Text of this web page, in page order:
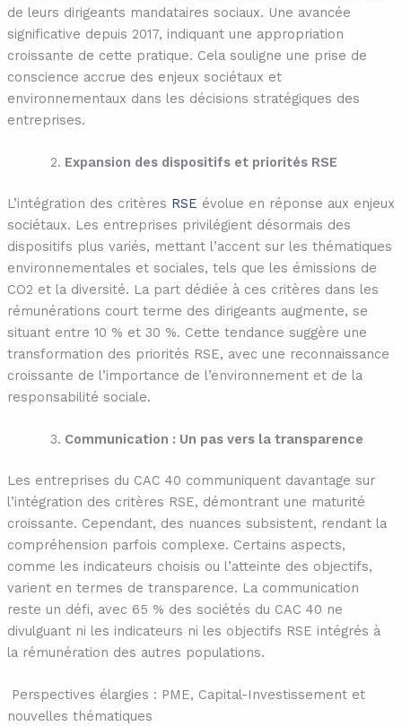
de leurs dirigeants mandataires sociaux. Une avancée
significative depuis 2017, indiquant une appropriation
croissante de cette pratique. Cela souligne une prise de
conscience accrue des enjeux sociétaux et
environnementaux dans les décisions stratégiques des
entreprises.
Expansion des dispositifs et priorités RSE
L’intégration des critères RSE évolue en réponse aux enjeux
sociétaux. Les entreprises privilégient désormais des
dispositifs plus variés, mettant l’accent sur les thématiques
environnementales et sociales, tels que les émissions de
CO2 et la diversité. La part dédiée à ces critères dans les
rémunérations court terme des dirigeants augmente, se
situant entre 10 % et 30 %. Cette tendance suggère une
transformation des priorités RSE, avec une reconnaissance
croissante de l’importance de l’environnement et de la
responsabilité sociale.
Communication : Un pas vers la transparence
Les entreprises du CAC 40 communiquent davantage sur
l’intégration des critères RSE, démontrant une maturité
croissante. Cependant, des nuances subsistent, rendant la
compréhension parfois complexe. Certains aspects,
comme les indicateurs choisis ou l’atteinte des objectifs,
varient en termes de transparence. La communication
reste un défi, avec 65 % des sociétés du CAC 40 ne
divulguant ni les indicateurs ni les objectifs RSE intégrés à
la rémunération des autres populations.
Perspectives élargies : PME, Capital-Investissement et
nouvelles thématiques